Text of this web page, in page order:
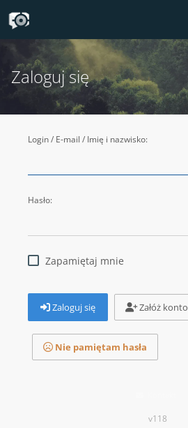
Zaloguj się
Login / E-mail / Imię i nazwisko:
Hasło:
Zapamiętaj mnie
Zaloguj się Załóż konto
Nie pamiętam hasła
v118